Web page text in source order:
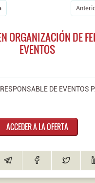
ORGANIZACIÓN DE
EVENTOS
DE EVENTOS
ACCEDER A LA OFERTA